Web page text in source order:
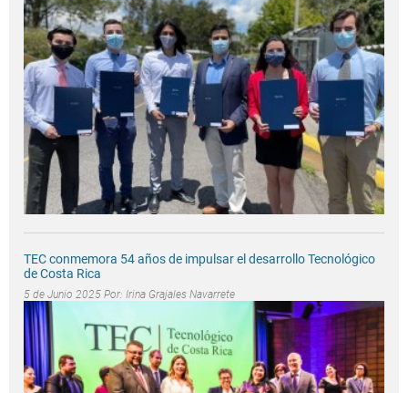
TEC conmemora 54 años de impulsar el desarrollo Tecnológico
de Costa Rica
5 de Junio 2025 Por: Irina Grajales Navarrete